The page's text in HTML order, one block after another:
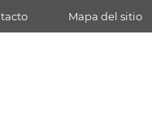
Mapa del sitio